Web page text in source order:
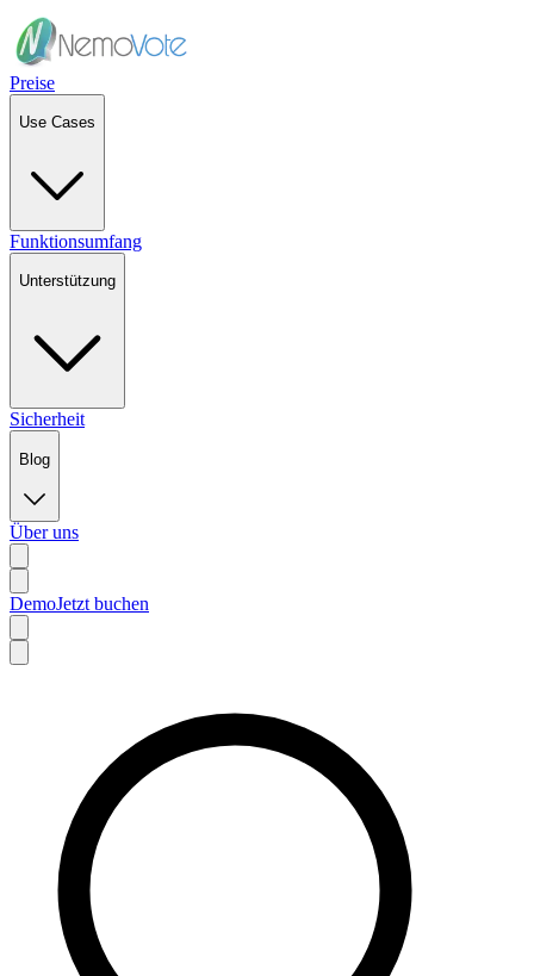
Preise
Use Cases
Funktionsumfang
Unterstützung
Sicherheit
Blog
Über uns
DemoJetzt buchen